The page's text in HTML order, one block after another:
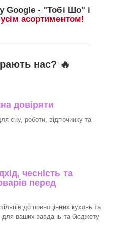
Google - "Тобі Шо" і
усім асортиментом!
нас? 🔥
довіряти
сну, роботи, відпочинку та
чесність та
перед
до повноцінних кухонь та
для ваших завдань та бюджету